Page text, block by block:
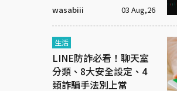
wasabiii 03 Aug,26
生活
LINE防詐必看！聊天室
分類、8大安全設定、4
類詐騙手法別上當